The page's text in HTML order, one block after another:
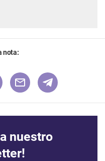
nota:
nuestro